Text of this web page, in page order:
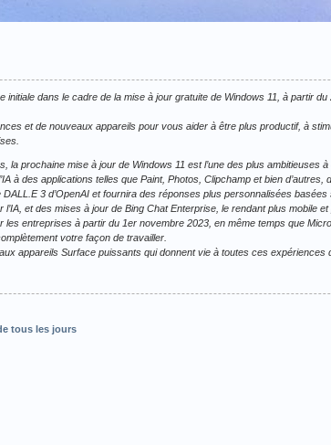
dans le cadre de la mise à jour gratuite de Windows 11, à partir
et de nouveaux appareils pour vous aider à être plus productif, à
la prochaine mise à jour de Windows 11 est l’une des plus ambitieuses
à des applications telles que Paint, Photos, Clipchamp et bien d’autres,
3 d’OpenAI et fournira des réponses plus personnalisées
l’IA, et des mises à jour de Bing Chat Enterprise, le rendant plus mobile
les entreprises à partir du 1er novembre 2023, en même temps que
votre façon de travailler.
appareils Surface puissants qui donnent vie à toutes ces expériences
tous les jours